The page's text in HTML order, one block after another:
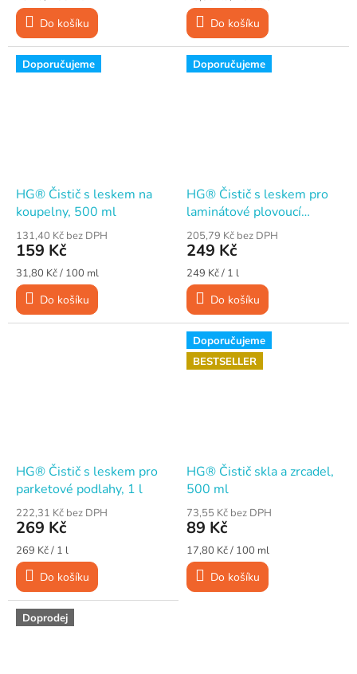
cena:
Do košíku
cena:
Do košíku
Doporučujeme
HG® Čistič s leskem na
koupelny, 500 ml
131,40 Kč bez DPH
159 Kč
Měrná
cena:
31,80 Kč / 100 ml
Do košíku
Doporučujeme
HG® Čistič s leskem pro
laminátové plovoucí
podlahy, 1 l
205,79 Kč bez DPH
249 Kč
Měrná
cena:
249 Kč / 1 l
Do košíku
HG® Čistič s leskem pro
parketové podlahy, 1 l
222,31 Kč bez DPH
269 Kč
Měrná
cena:
269 Kč / 1 l
Do košíku
Doporučujeme
BESTSELLER
HG® Čistič skla a zrcadel,
500 ml
73,55 Kč bez DPH
89 Kč
Měrná
cena:
17,80 Kč / 100 ml
Do košíku
Doprodej